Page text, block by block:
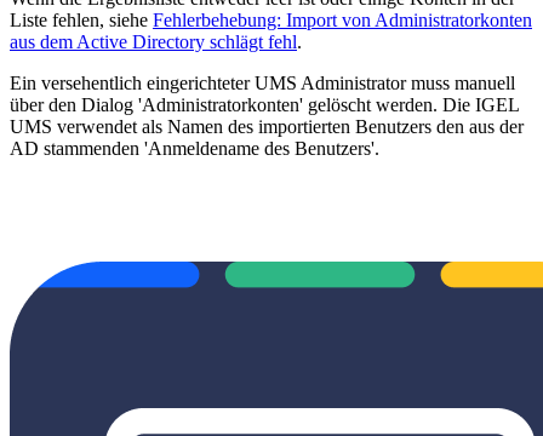
Liste fehlen, siehe Fehlerbehebung: Import von Administratorkonten
aus dem Active Directory schlägt fehl.
Ein versehentlich eingerichteter UMS Administrator muss manuell
über den Dialog 'Administratorkonten' gelöscht werden. Die IGEL
UMS verwendet als Namen des importierten Benutzers den aus der
AD stammenden 'Anmeldename des Benutzers'.